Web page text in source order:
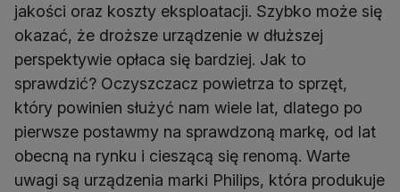
jakości oraz koszty eksploatacji. Szybko może się
okazać, że droższe urządzenie w dłuższej
perspektywie opłaca się bardziej. Jak to
sprawdzić? Oczyszczacz powietrza to sprzęt,
który powinien służyć nam wiele lat, dlatego po
pierwsze postawmy na sprawdzoną markę, od lat
obecną na rynku i cieszącą się renomą. Warte
uwagi są urządzenia marki Philips, która produkuje